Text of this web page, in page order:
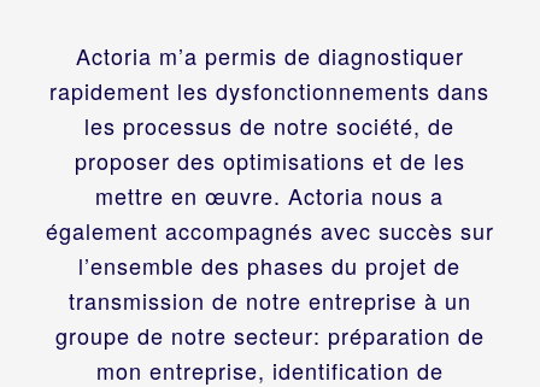
Actoria m’a permis de diagnostiquer
rapidement les dysfonctionnements dans
les processus de notre société, de
proposer des optimisations et de les
mettre en œuvre. Actoria nous a
également accompagnés avec succès sur
l’ensemble des phases du projet de
transmission de notre entreprise à un
groupe de notre secteur: préparation de
mon entreprise, identification de